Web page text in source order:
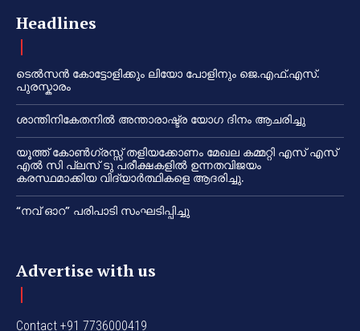
Headlines
ടെൽസൻ കോട്ടോളിക്കും ലിയോ പോളിനും ജെ.എഫ്.എസ്.
പുരസ്കാരം
ശാന്തിനികേതനിൽ അന്താരാഷ്ട്ര യോഗ ദിനം ആചരിച്ചു
യൂത്ത് കോൺഗ്രസ്സ് തളിയക്കോണം മേഖല കമ്മറ്റി എസ് എസ്
എൽ സി പ്ലസ് ടു പരീക്ഷകളിൽ ഉന്നതവിജയം
കരസ്ഥമാക്കിയ വിദ്യാർത്ഥികളെ ആദരിച്ചു.
“നവ് ഓറ” പരിപാടി സംഘടിപ്പിച്ചു
Advertise with us
Contact +91 7736000419